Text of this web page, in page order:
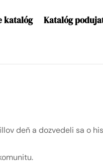
katalóg Katalóg
deň a dozvedeli sa o